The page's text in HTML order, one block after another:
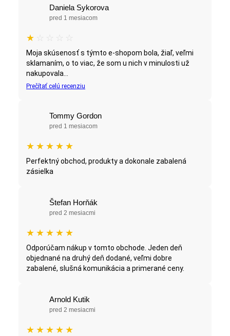
Daniela Sykorova
pred 1 mesiacom
★ ☆ ☆ ☆ ☆
Moja skúsenosť s týmto e-shopom bola, žiaľ, veľmi
sklamaním, o to viac, že som u nich v minulosti už
nakupovala...
Prečítať celú recenziu
Tommy Gordon
pred 1 mesiacom
★ ★ ★ ★ ★
Perfektný obchod, produkty a dokonale zabalená
zásielka
Štefan Horňák
pred 2 mesiacmi
★ ★ ★ ★ ★
Odporúčam nákup v tomto obchode. Jeden deň
objednané na druhý deň dodané, veľmi dobre
zabalené, slušná komunikácia a primerané ceny.
Arnold Kutik
pred 2 mesiacmi
★ ★ ★ ★ ★